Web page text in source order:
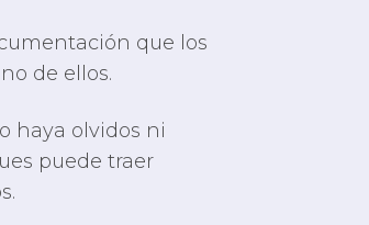
que los
de ellos.
haya olvidos ni
puede traer